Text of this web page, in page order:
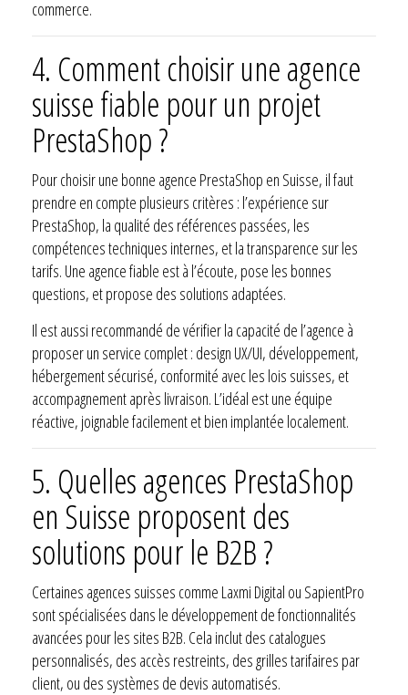
commerce.
4. Comment choisir une agence
suisse fiable pour un projet
PrestaShop ?
Pour choisir une bonne agence PrestaShop en Suisse, il faut
prendre en compte plusieurs critères : l’expérience sur
PrestaShop, la qualité des références passées, les
compétences techniques internes, et la transparence sur les
tarifs. Une agence fiable est à l’écoute, pose les bonnes
questions, et propose des solutions adaptées.
Il est aussi recommandé de vérifier la capacité de l’agence à
proposer un service complet : design UX/UI, développement,
hébergement sécurisé, conformité avec les lois suisses, et
accompagnement après livraison. L’idéal est une équipe
réactive, joignable facilement et bien implantée localement.
5. Quelles agences PrestaShop
en Suisse proposent des
solutions pour le B2B ?
Certaines agences suisses comme Laxmi Digital ou SapientPro
sont spécialisées dans le développement de fonctionnalités
avancées pour les sites B2B. Cela inclut des catalogues
personnalisés, des accès restreints, des grilles tarifaires par
client, ou des systèmes de devis automatisés.